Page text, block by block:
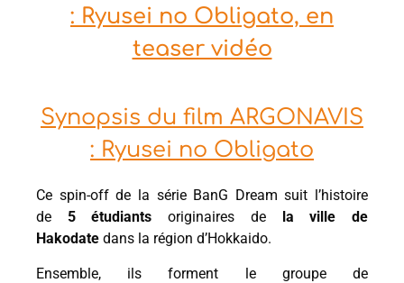
: Ryusei no Obligato, en
teaser vidéo
Synopsis du film ARGONAVIS
: Ryusei no Obligato
Ce spin-off de la série BanG Dream suit l’histoire
de 5 étudiants originaires de la ville de
Hakodate dans la région d’Hokkaido.
Ensemble, ils forment le groupe de